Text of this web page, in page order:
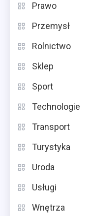
Prawo
Przemysł
Rolnictwo
Sklep
Sport
Technologie
Transport
Turystyka
Uroda
Usługi
Wnętrza